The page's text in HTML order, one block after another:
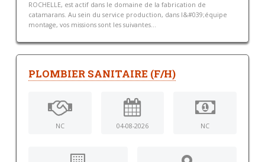
ROCHELLE, est actif dans le domaine de la fabrication de
catamarans. Au sein du service production, dans l&#039;équipe
montage, vos missions sont les suivantes...
PLOMBIER SANITAIRE (F/H)
NC 04-08-2026 NC